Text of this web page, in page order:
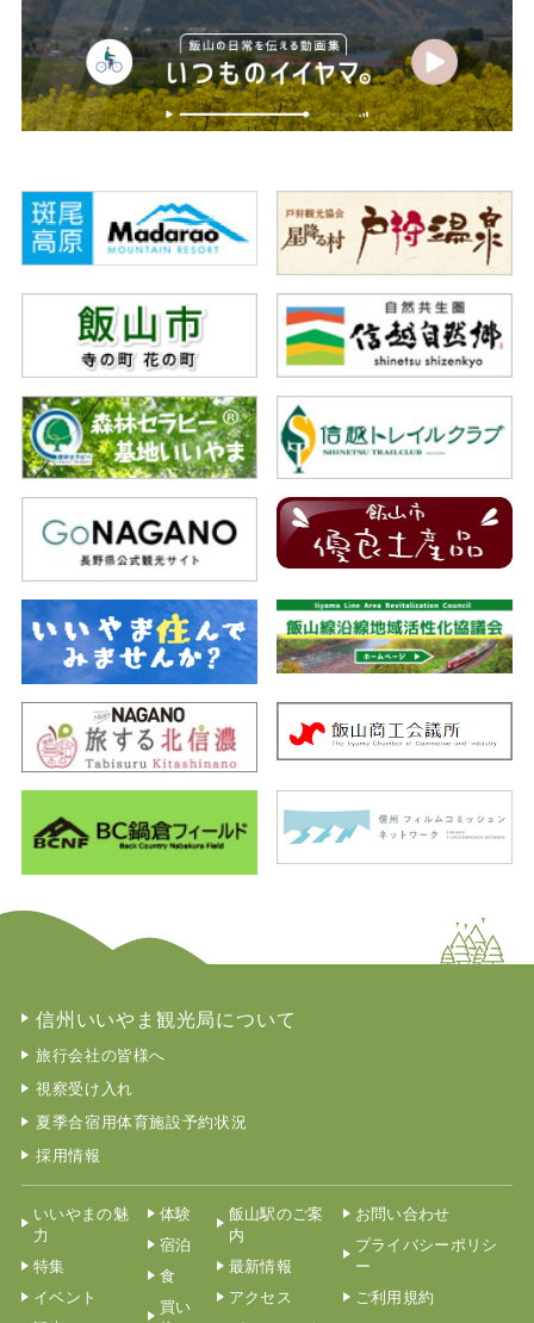
信州いいやま観光局について
旅行会社の皆様へ
視察受け入れ
夏季合宿用体育施設予約状況
採用情報
いいやまの魅
力
特集
イベント
体験
宿泊
食
買い
飯山駅のご案
内
最新情報
アクセス
お問い合わせ
プライバシーポリシ
ー
ご利用規約